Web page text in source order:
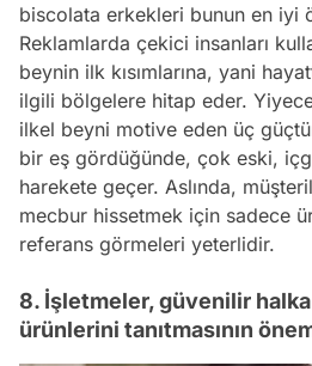
biscolata erkekleri bunun en iyi
Reklamlarda çekici insanları
beynin ilk kısımlarına, yani
ilgili bölgelere hitap eder.
ilkel beyni motive eden üç
bir eş gördüğünde, çok eski,
harekete geçer. Aslında,
mecbur hissetmek için sadece
referans görmeleri yeterlidir.
8. İşletmeler, güvenilir
ürünlerini tanıtmasının